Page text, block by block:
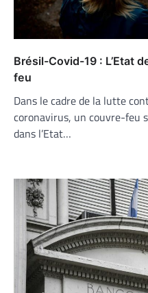
Brésil-Covid-19 : L’Etat
feu
Dans le cadre de la lutte
coronavirus, un couvre-feu
dans l’Etat…